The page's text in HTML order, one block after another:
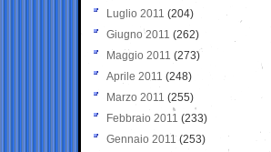
Luglio 2011 (204)
Giugno 2011 (262)
Maggio 2011 (273)
Aprile 2011 (248)
Marzo 2011 (255)
Febbraio 2011 (233)
Gennaio 2011 (253)